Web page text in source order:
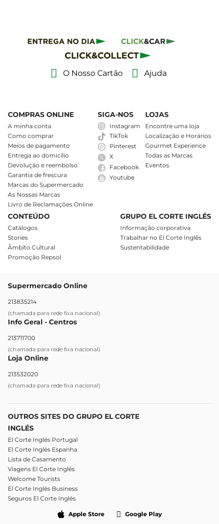
O Nosso Cartão Ajuda
COMPRAS ONLINE
A minha conta
Como comprar
Meios de pagamento
Entrega ao domicílio
Devolução e reembolso
Garantia de frescura
Marcas do Supermercado
As Nossas Marcas
Livro de Reclamações Online
SIGA-NOS
Instagram
TikTok
Pinterest
X
Facebook
Youtube
LOJAS
Encontre uma loja
Localização e Horários
Gourmet Experience
Todas as Marcas
Eventos
CONTEÚDO
Catálogos
Stories
Âmbito Cultural
Promoção Repsol
GRUPO EL CORTE INGLÉS
Informação corporativa
Trabalhar no El Corte Inglês
Sustentabilidade
Supermercado Online
213835214
(chamada para rede fixa nacional)
Info Geral - Centros
213711700
(chamada para rede fixa nacional)
Loja Online
213532020
(chamada para rede fixa nacional)
OUTROS SITES DO GRUPO EL CORTE
INGLÉS
El Corte Inglés Portugal
El Corte Inglés Espanha
Lista de Casamento
Viagens El Corte Inglés
Welcome Tourists
El Corte Inglés Business
Seguros El Corte Inglés
Apple Store Google Play